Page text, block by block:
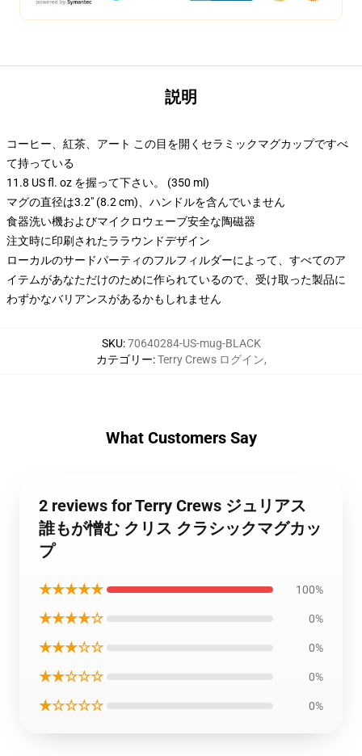
説明
コーヒー、紅茶、アート この目を開くセラミックマグカップですべ
て持っている
11.8 US fl. oz を握って下さい。 (350 ml)
マグの直径は3.2" (8.2 cm)、ハンドルを含んでいません
食器洗い機およびマイクロウェーブ安全な陶磁器
注文時に印刷されたララウンドデザイン
ローカルのサードパーティのフルフィルダーによって、すべてのア
イテムがあなただけのために作られているので、受け取った製品に
わずかなバリアンスがあるかもしれません
SKU:70640284-US-mug-BLACK
カテゴリー:Terry Crews ログイン,
What Customers Say
2 reviews for Terry Crews ジュリアス
誰もが憎む クリス クラシックマグカッ
プ
★★★★★ 100%
★★★★☆ 0%
★★★☆☆ 0%
★★☆☆☆ 0%
★☆☆☆☆ 0%